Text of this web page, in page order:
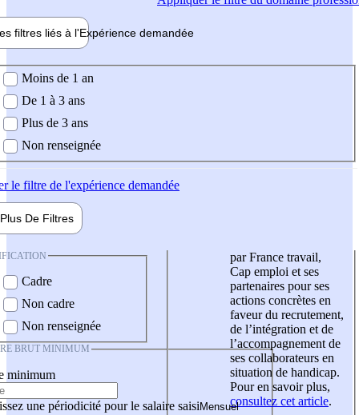
filtres liés à l'Expérience demandée
demandée
Moins de 1 an
De 1 à 3 ans
Plus de 3 ans
Non renseignée
le filtre de l'expérience demandée
Plus De Filtres
Cadre
Non cadre
Non renseignée
BRUT MINIMUM
minimum
une périodicité pour le salaire saisi
par France travail,
Cap emploi et ses
partenaires pour ses
actions concrètes en
faveur du recrutement,
de l’intégration et de
l’accompagnement de
ses collaborateurs en
situation de handicap.
Pour en savoir plus,
consultez cet article.